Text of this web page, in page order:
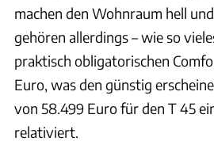
machen den Wohnraum hell
gehören allerdings – wie so
praktisch obligatorischen
Euro, was den günstig
von 58.499 Euro für den T 45
relativiert.